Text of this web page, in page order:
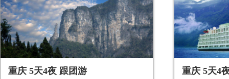
重庆 5天4夜 跟团游 重庆 5天4